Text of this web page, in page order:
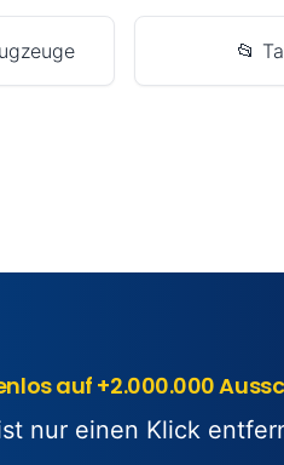
📂
auf +2.000.000
nur einen Klick